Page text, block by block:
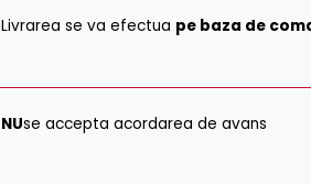
Livrarea se va efectua pe baza de
NUse accepta acordarea de avans